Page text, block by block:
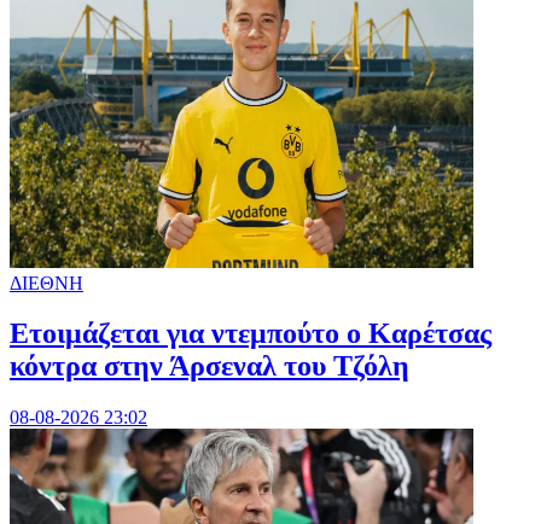
ΔΙΕΘΝΗ
Ετοιμάζεται για ντεμπούτο ο Καρέτσας
κόντρα στην Άρσεναλ του Τζόλη
08-08-2026 23:02